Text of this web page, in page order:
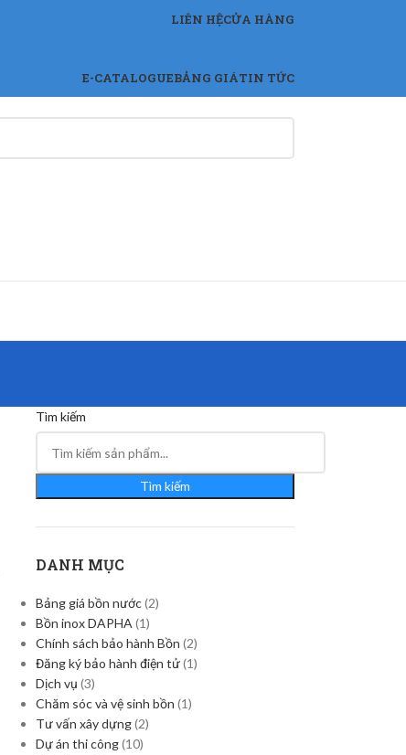
LIÊN HỆCỬA HÀNG
E-CATALOGUEBẢNG GIÁTIN TỨC
Tìm kiếm
Tìm kiếm
DANH MỤC
Bảng giá bồn nước(2)
Bồn inox DAPHA (1)
Chính sách bảo hành Bồn (2)
Đăng ký bảo hành điện tử(1)
Dịch vụ (3)
Chăm sóc và vệ sinh bồn (1)
Tư vấn xây dựng(2)
Dự án thi công(10)